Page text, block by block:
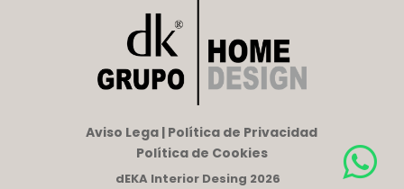
Aviso Lega | Política de Privacidad
Política de Cookies
dEKA Interior Desing 2026